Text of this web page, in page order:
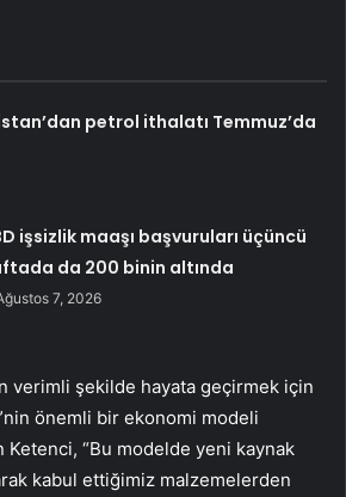
petrol ithalatı Temmuz’da
işsizlik maaşı başvuruları üçüncü
da 200 binin altında
7, 2026
verimli şekilde hayata geçirmek için
önemli bir ekonomi modeli
“Bu modelde yeni kaynak
kabul ettiğimiz malzemelerden